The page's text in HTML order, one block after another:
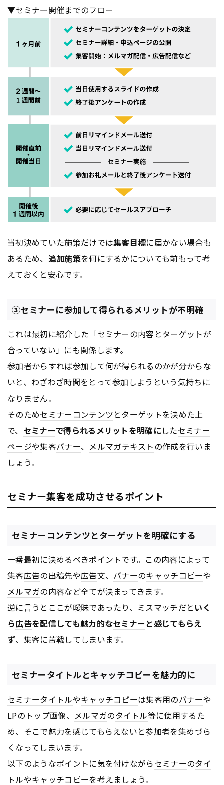
▼セミナー開催までのフロー
当初決めていた施策だけでは集客目標に届かない場合も
あるため、 追加施策を何にするかについても前もって考
えておくと安心です。
③セミナーに参加して得られるメリットが不明確
これは最初に紹介した「セミナーの内容とターゲットが
合っていない」にも関係します。
参加者からすれば参加して何が得られるのかが分からな
いと、わざわざ時間をとって参加しようという気持ちに
なりません。
そのためセミナー コンテンツとターゲットを決めた上
で、 セミナーで得られるメリットを明確にしたセミナー
ページや集客バナー、 メルマガテキストの作成を行いま
しょう。
セミナー集客を成功させるポイント
セミナーコンテンツとターゲットを明確にする
一番最初に決めるべきポイントです。この内容によって
集客広告の出稿先や広告文、 バナーのキャッチコピーや
メルマガの内容など全てが決まってきます。
逆に言うとここが曖昧であったり、ミスマッチだといく
ら広告を配信しても魅力的なセミナー と感じてもらえ
ず、集客に苦戦してしまいます。
セミナータイトルとキャッチコピーを魅力的に
セミナータイトルやキャッチコピーは集客用のバナーや
LPのトップ画像、 メルマガのタイトル等に使用するた
め、そこで魅力を感じてもらえないと参加者を集めづら
くなってしまいます。
以下のようなポイントに気を付けながらセミナーのタイ
トルやキャッチコピーを考えましょう。